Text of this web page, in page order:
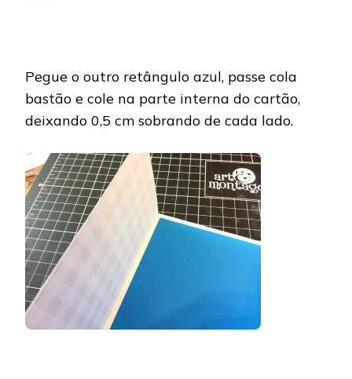
Pegue o outro retângulo azul, passe cola
bastão e cole na parte interna do cartão,
deixando 0,5 cm sobrando de cada lado.